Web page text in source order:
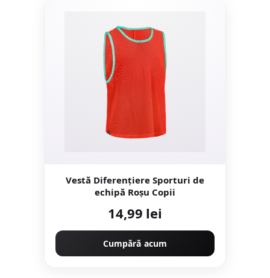
Vestă Diferențiere Sporturi de
echipă Roșu Copii
14,99 lei
Cumpără acum